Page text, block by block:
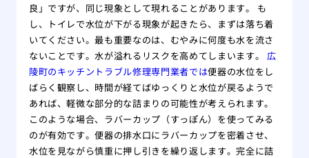
良」ですが、同じ現象として現れることがあります。 も
し、トイレで水位が下がる現象が起きたら、まずは落ち着
いてください。最も重要なのは、むやみに何度も水を流さ
ないことです。水が溢れるリスクを高めてしまいます。 広
陵町のキッチントラブル修理専門業者では便器の水位をし
ばらく観察し、時間が経てばゆっくりと水位が戻るようで
あれば、軽微な部分的な詰まりの可能性が考えられます。
このような場合、ラバーカップ（すっぽん）を使ってみる
のが有効です。便器の排水口にラバーカップを密着させ、
水位を見ながら慎重に押し引きを繰り返します。完全に詰